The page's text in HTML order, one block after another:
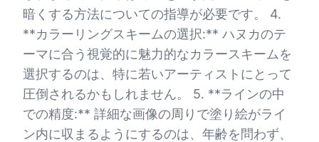
暗くする方法についての指導が必要です。 4.
**カラーリングスキームの選択:** ハヌカのテ
ーマに合う視覚的に魅力的なカラースキームを
選択するのは、特に若いアーティストにとって
圧倒されるかもしれません。 5. **ラインの中
での精度:** 詳細な画像の周りで塗り絵がライ
ン内に収まるようにするのは、年齢を問わず、